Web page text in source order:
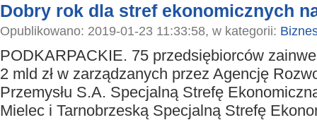
Dobry rok dla stref ekonomicznych
Opublikowano: 2019-01-23 11:33:58, w kategorii:
PODKARPACKIE. 75 przedsiębiorców
2 mld zł w zarządzanych przez Agencję
Przemysłu S.A. Specjalną Strefę
Mielec i Tarnobrzeską Specjalną Strefę